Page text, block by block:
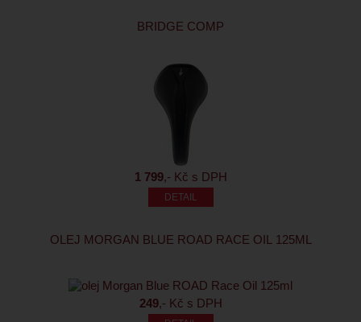
BRIDGE COMP
1 799,- Kč s DPH
OLEJ MORGAN BLUE ROAD RACE OIL 125ML
249,- Kč s DPH